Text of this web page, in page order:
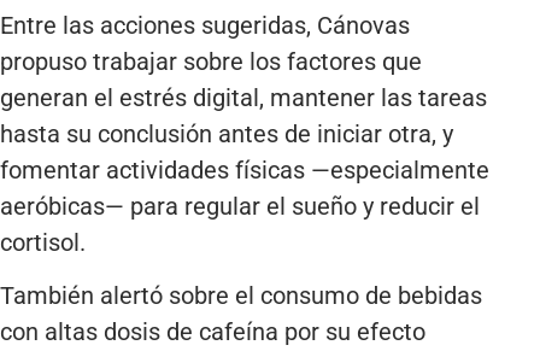
Entre las acciones sugeridas, Cánovas
propuso trabajar sobre los factores que
generan el estrés digital, mantener las tareas
hasta su conclusión antes de iniciar otra, y
fomentar actividades físicas —especialmente
aeróbicas— para regular el sueño y reducir el
cortisol.
También alertó sobre el consumo de bebidas
con altas dosis de cafeína por su efecto